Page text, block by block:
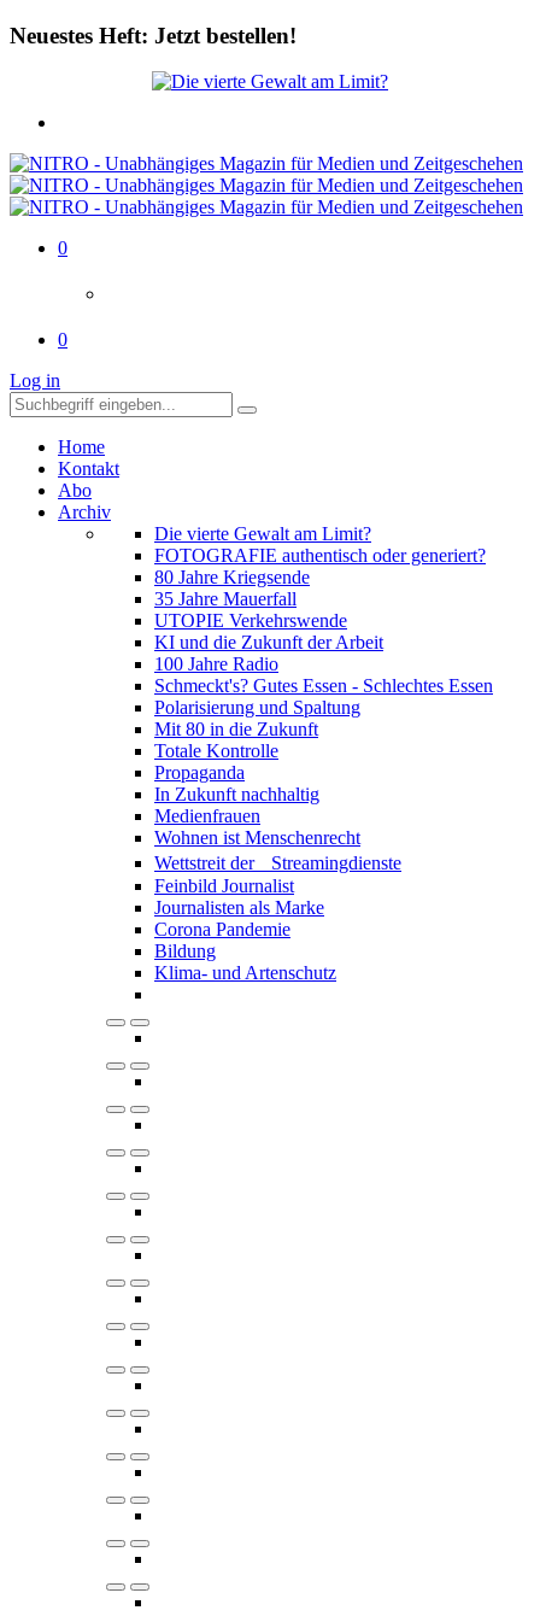
Neuestes Heft: Jetzt bestellen!
0
0
Log in
Home
Kontakt
Abo
Archiv
Die vierte Gewalt am Limit?
FOTOGRAFIE authentisch oder generiert?
80 Jahre Kriegsende
35 Jahre Mauerfall
UTOPIE Verkehrswende
KI und die Zukunft der Arbeit
100 Jahre Radio
Schmeckt's? Gutes Essen - Schlechtes Essen
Polarisierung und Spaltung
Mit 80 in die Zukunft
Totale Kontrolle
Propaganda
In Zukunft nachhaltig
Medienfrauen
Wohnen ist Menschenrecht
Wettstreit der Streamingdienste
Feinbild Journalist
Journalisten als Marke
Corona Pandemie
Bildung
Klima- und Artenschutz